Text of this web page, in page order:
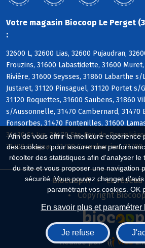
Afin de vous offrir la meilleure expérience
des cookies : pour assurer une
récolter des statistiques afin d'analyser le
du site et vous proposer une navigation
sécurité. Vous pouvez changer
paramétrant vos cookies. OK
En savoir plus et paramétrer
Je refuse
Votre magasin Biocoop Le Perget
:
32600 L, 32600 Lias, 32600 Pujaudran,
Frouzins, 31600 Labastidette, 31600
Rivière, 31600 Seysses, 31860 Labarthe s/
Justaret, 31120 Pinsaguel, 31120 Portet s/
31120 Roquettes, 31600 Saubens, 31860
s/Aussonnelle, 31470 Cambernard, 31470
Fonsorbes, 31470 Fontenilles, 31600
31470 St-Lys, 31470 Ste-Foy-de-
31700 Blagnac, 31700 Cornebarrieu,
Biocoop.fr
Le
Copyright
Réalisé par